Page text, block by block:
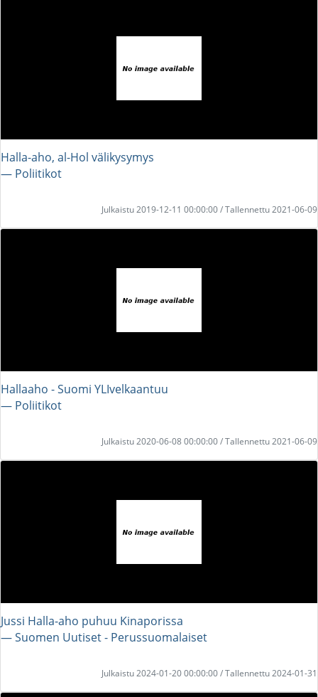
Halla-aho, al-Hol välikysymys
― Poliitikot
Julkaistu 2019-12-11 00:00:00 / Tallennettu 2021-06-09
Hallaaho - Suomi YLIvelkaantuu
― Poliitikot
Julkaistu 2020-06-08 00:00:00 / Tallennettu 2021-06-09
Jussi Halla-aho puhuu Kinaporissa
― Suomen Uutiset - Perussuomalaiset
Julkaistu 2024-01-20 00:00:00 / Tallennettu 2024-01-31